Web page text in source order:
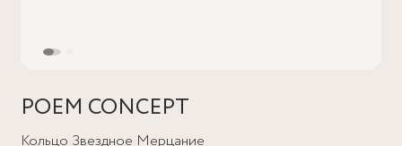
POEM CONCEPT
Кольцо Звездное Мерцание